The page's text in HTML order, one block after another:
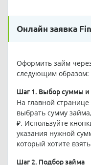
Онлайн заявка
Оформить займ
следующим образом:
Шаг 1. Выбор суммы и
На главной
выбрать сумму
₽. Используйте
указания нужной
который хотите
Шаг 2. Подбор займа